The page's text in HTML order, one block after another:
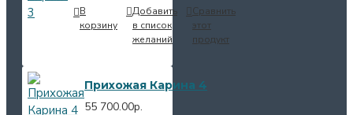
В
корзину
Добавить
в список
желаний
Сравнить
этот
продукт
Прихожая Карина 4
55 700.00р.